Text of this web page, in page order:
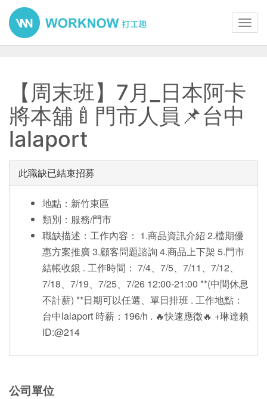
【周末班】7月_日本阿卡
將本舖🍼門市人員📌台中
lalaport
此職缺已結束招募
地點：新竹東區
類別：服務/門市
職缺描述：工作內容： 1.商品資訊介紹 2.檔期優
惠方案推廣 3.顧客問題諮詢 4.商品上下架 5.門市
結帳收銀 . 工作時間： 7/4、7/5、7/11、7/12、
7/18、7/19、7/25、7/26 12:00-21:00 **(中間休息
不計薪) **日期可以任選、單日排班 . 工作地點：
台中lalaport 時薪：196/h . 🔥快速應徵🔥 +琳達賴
ID:@214
公司單位